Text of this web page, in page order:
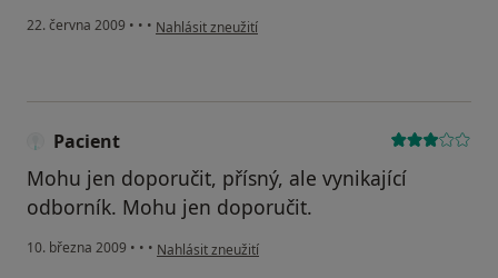
22. června 2009 • • • podle názoru uživatele Aleš
Nahlásit zneužití
Pacient
Mohu jen doporučit, přísný, ale vynikající
odborník. Mohu jen doporučit.
10. března 2009 • • • podle názoru uživatele Pacient
Nahlásit zneužití